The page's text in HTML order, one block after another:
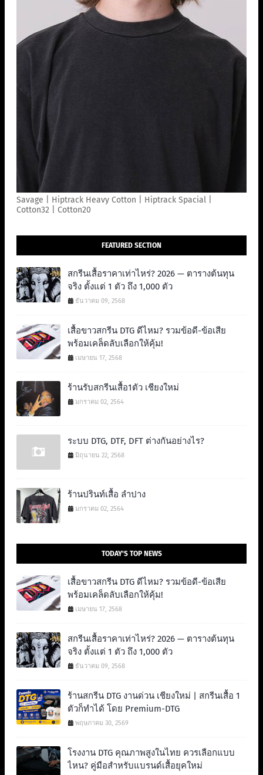
Savage | Hiptrack Heavy Cotton | Hiptrack Spacial |
Cotton32 | Cotton20
FEATURED SECTION
สกรีนเสื้อราคาเท่าไหร่? 2026 — ตารางต้นทุน
จริง ตั้งแต่ 1 ตัว ถึง 1,000 ตัว
ธันวาคม 09, 2568
เสื้อขาวสกรีน DTG ดีไหม? รวมข้อดี-ข้อเสีย
พร้อมเคล็ดลับเลือกให้คุ้ม!
เมษายน 17, 2568
ร้านรับสกรีนเสื้อ1ตัว เชียงใหม่
มกราคม 02, 2564
ระบบ DTG, DTF, DFT ต่างกันอย่างไร?
มิถุนายน 22, 2568
ร้านปรินท์เสื้อ ลำปาง
มกราคม 02, 2564
TODAY'S TOP NEWS
เสื้อขาวสกรีน DTG ดีไหม? รวมข้อดี-ข้อเสีย
พร้อมเคล็ดลับเลือกให้คุ้ม!
เมษายน 17, 2568
สกรีนเสื้อราคาเท่าไหร่? 2026 — ตารางต้นทุน
จริง ตั้งแต่ 1 ตัว ถึง 1,000 ตัว
ธันวาคม 09, 2568
ร้านสกรีน DTG งานด่วน เชียงใหม่ | สกรีนเสื้อ 1
ตัวก็ทำได้ โดย Premium-DTG
พฤษภาคม 30, 2569
โรงงาน DTG คุณภาพสูงในไทย ควรเลือกแบบ
ไหน? คู่มือสำหรับแบรนด์เสื้อยุคใหม่